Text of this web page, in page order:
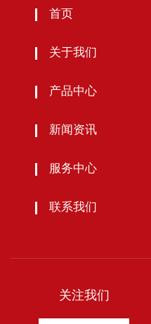
首页
关于我们
产品中心
新闻资讯
服务中心
联系我们
关注我们